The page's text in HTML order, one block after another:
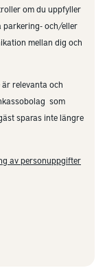
om du uppfyller
parkering- och/eller
mellan dig och
relevanta och
som
sparas inte längre
av personuppgifter